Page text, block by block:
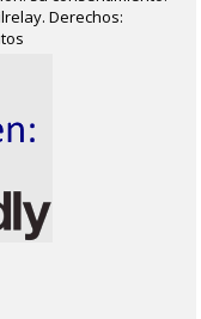
Derechos: